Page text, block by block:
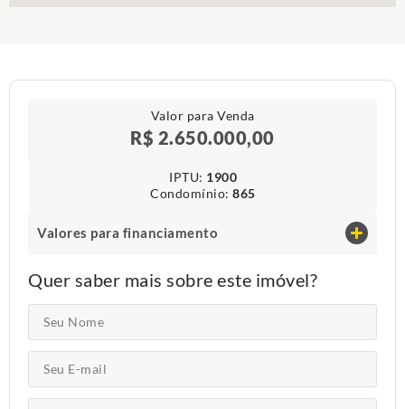
Valor para Venda
R$ 2.650.000,00
IPTU​: 1900
Condomínio​: 865
Valores para financiamento
Quer saber mais sobre este imóvel?